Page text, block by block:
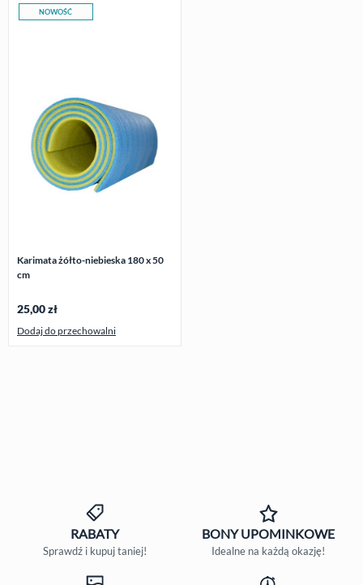
NOWOŚĆ
Karimata żółto-niebieska 180 x 50
cm
25,00zł
Dodaj do przechowalni
RABATY
Sprawdź i kupuj taniej!
BONYUPOMINKOWE
Idealne na każdą okazję!